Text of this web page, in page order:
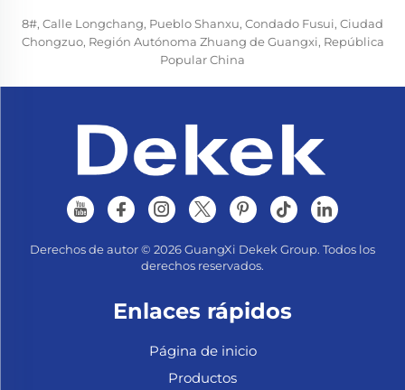
8#, Calle Longchang, Pueblo Shanxu, Condado Fusui, Ciudad
Chongzuo, Región Autónoma Zhuang de Guangxi, República
Popular China
Derechos de autor © 2026 GuangXi Dekek Group. Todos los
derechos reservados.
Enlaces rápidos
Página de inicio
Productos